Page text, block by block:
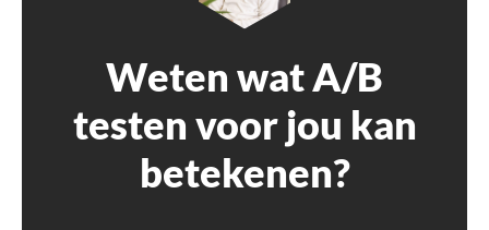
Weten wat A/B
testen voor jou kan
betekenen?